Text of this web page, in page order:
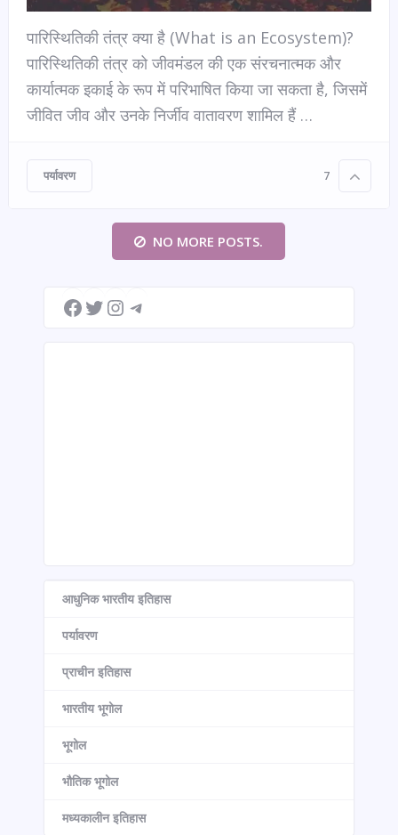
पारिस्थितिकी तंत्र क्या है (What is an Ecosystem)?
पारिस्थितिकी तंत्र को जीवमंडल की एक संरचनात्मक और
कार्यात्मक इकाई के रूप में परिभाषित किया जा सकता है, जिसमें
जीवित जीव और उनके निर्जीव वातावरण शामिल हैं …
पर्यावरण 7
NO MORE POSTS.
Facebook
TwitterInstagram
आधुनिक भारतीय इतिहास
पर्यावरण
प्राचीन इतिहास
भारतीय भूगोल
भूगोल
भौतिक भूगोल
मध्यकालीन इतिहास